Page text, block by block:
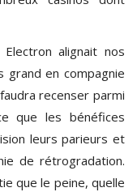
alignait nos
grand en compagnie
recenser parmi
que les bénéfices
leurs parieurs et
de rétrogradation.
que le peine, quelle